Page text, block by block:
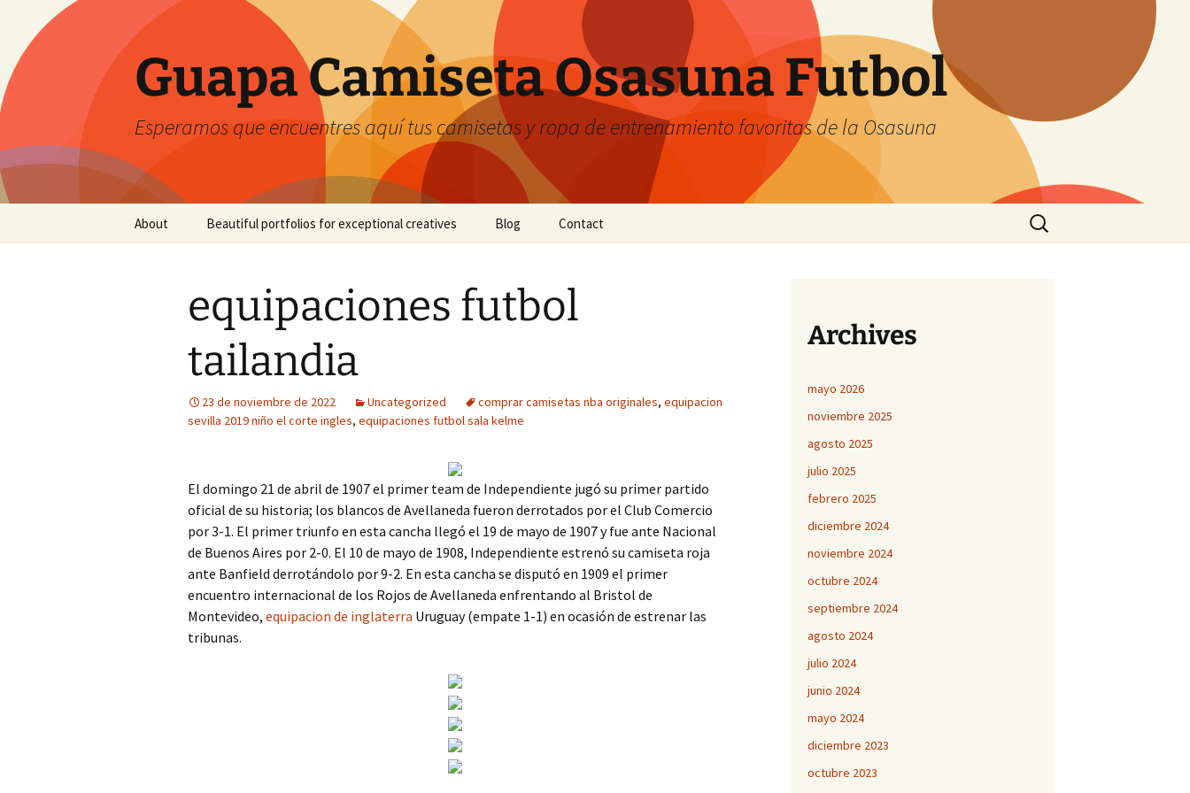
Guapa Camiseta Osasuna Futbol
Esperamos que encuentres aquí tus camisetas y ropa de entrenamiento favoritas de la Osasuna
About Beautiful portfolios for exceptional creatives Blog Contact
Buscar:
equipaciones futbol
tailandia
23 de noviembre de 2022 Uncategorized comprar camisetas nba originales, equipacion
sevilla 2019 niño el corte ingles, equipaciones futbol sala kelme
El domingo 21 de abril de 1907 el primer team de Independiente jugó su primer partido
oficial de su historia; los blancos de Avellaneda fueron derrotados por el Club Comercio
por 3-1. El primer triunfo en esta cancha llegó el 19 de mayo de 1907 y fue ante Nacional
de Buenos Aires por 2-0. El 10 de mayo de 1908, Independiente estrenó su camiseta roja
ante Banfield derrotándolo por 9-2. En esta cancha se disputó en 1909 el primer
encuentro internacional de los Rojos de Avellaneda enfrentando al Bristol de
Montevideo, equipacion de inglaterra Uruguay (empate 1-1) en ocasión de estrenar las
tribunas.
Archives
mayo 2026
noviembre 2025
agosto 2025
julio 2025
febrero 2025
diciembre 2024
noviembre 2024
octubre 2024
septiembre 2024
agosto 2024
julio 2024
junio 2024
mayo 2024
diciembre 2023
octubre 2023